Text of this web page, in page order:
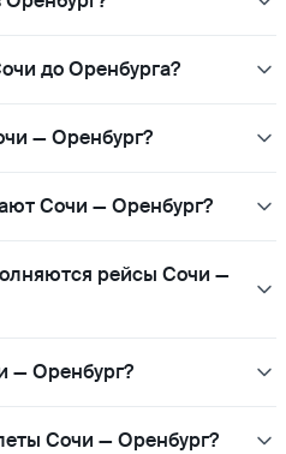
до Оренбурга?
— Оренбург?
Сочи — Оренбург?
рейсы Сочи —
— Оренбург?
Сочи — Оренбург?